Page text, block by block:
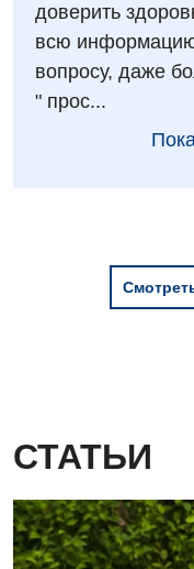
Ревматология
Сосудистая
Детская
доверить
всю
вопросу, даже
" прос...
СТАТЬИ